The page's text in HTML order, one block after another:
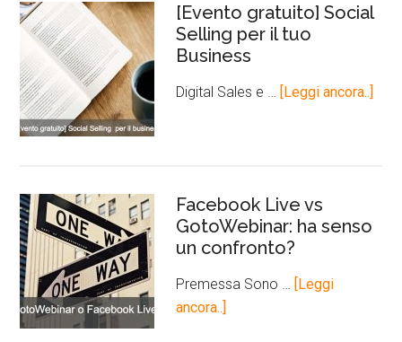
[Evento gratuito] Social
Selling per il tuo
Business
Digital Sales e … [Leggi ancora..]
Facebook Live vs
GotoWebinar: ha senso
un confronto?
Premessa Sono … [Leggi
ancora..]